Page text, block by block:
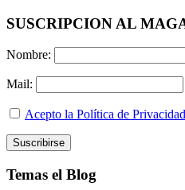
SUSCRIPCION AL
Nombre:
Mail:
Acepto la Política de
Temas el Blog